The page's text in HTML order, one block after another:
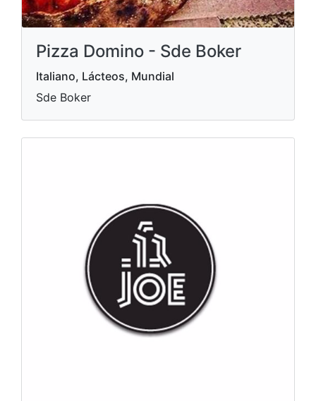
Pizza Domino - Sde Boker
Italiano, Lácteos, Mundial
Sde Boker